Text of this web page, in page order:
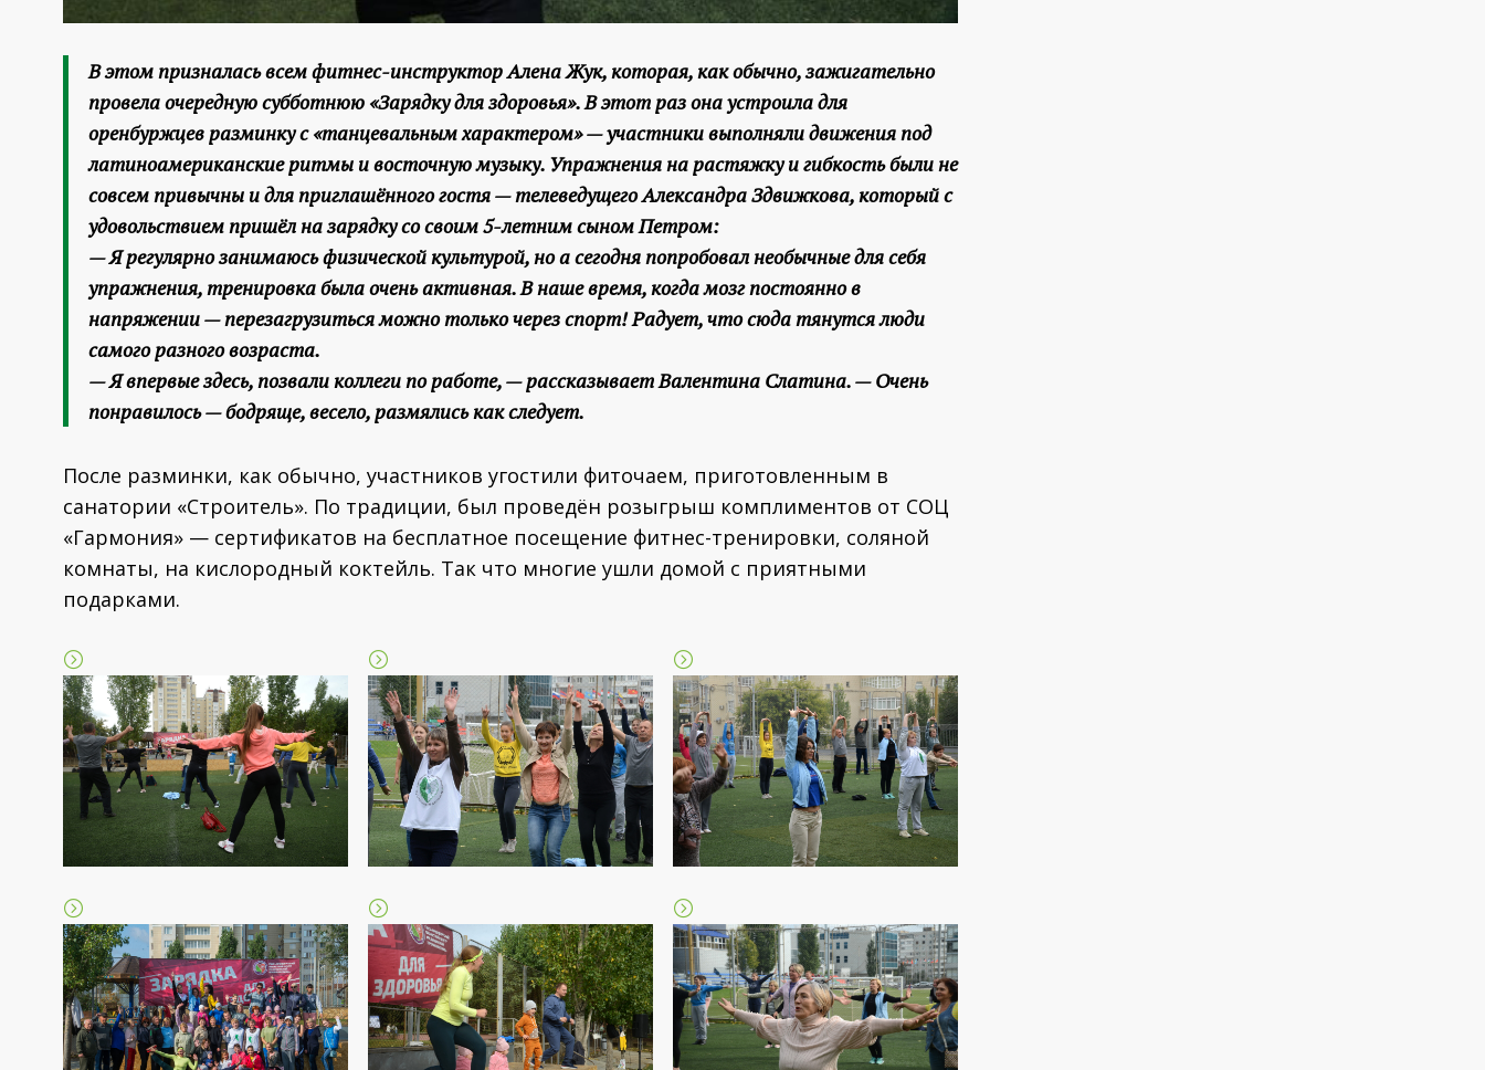
В этом призналась всем фитнес-инструктор Алена Жук, которая, как обычно, зажигательно
провела очередную субботнюю «Зарядку для здоровья». В этот раз она устроила для
оренбуржцев разминку с «танцевальным характером» — участники выполняли движения под
латиноамериканские ритмы и восточную музыку. Упражнения на растяжку и гибкость были не
совсем привычны и для приглашённого гостя — телеведущего Александра Здвижкова, который с
удовольствием пришёл на зарядку со своим 5-летним сыном Петром:
— Я регулярно занимаюсь физической культурой, но а сегодня попробовал необычные для себя
упражнения, тренировка была очень активная. В наше время, когда мозг постоянно в
напряжении — перезагрузиться можно только через спорт! Радует, что сюда тянутся люди
самого разного возраста.
— Я впервые здесь, позвали коллеги по работе, — рассказывает Валентина Слатина. — Очень
понравилось — бодряще, весело, размялись как следует.
После разминки, как обычно, участников угостили фиточаем, приготовленным в
санатории «Строитель». По традиции, был проведён розыгрыш комплиментов от СОЦ
«Гармония» — сертификатов на бесплатное посещение фитнес-тренировки, соляной
комнаты, на кислородный коктейль. Так что многие ушли домой с приятными
подарками.